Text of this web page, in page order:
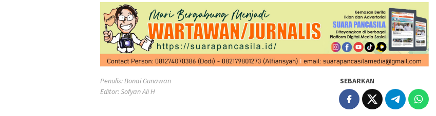
Penulis: Bonai Gunawan
Editor: Sofyan Ali H
SEBARKAN